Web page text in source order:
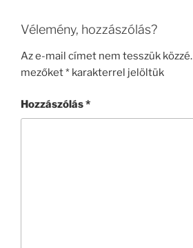
Vélemény, hozzászólás?
Az e-mail címet nem tesszük közzé.
mezőket* karakterrel jelöltük
Hozzászólás*